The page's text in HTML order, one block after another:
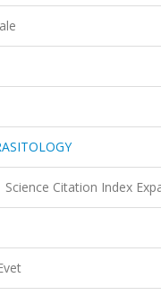
Science Citation Index